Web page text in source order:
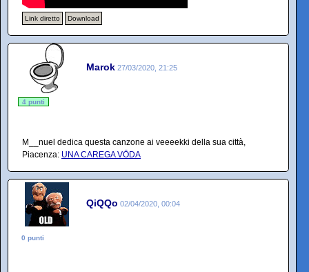
Link diretto Download
Marok 27/03/2020, 21:25
4 punti
M__nuel dedica questa canzone ai veeeekki della sua città,
Piacenza: UNA CAREGA VÖDA
QiQQo 02/04/2020, 00:04
0 punti